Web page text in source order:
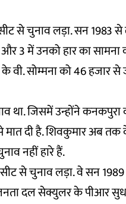
से चुनाव लड़ा. सन
3 में उनको हार का सामना
वी. सोम्मना को 46 हजार से
था. जिसमें उन्होंने
मात दी है. शिवकुमार अब
नहीं हारे हैं.
सीट से चुनाव लड़ा. वे सन
जनता दल सेक्युलर के पीआर